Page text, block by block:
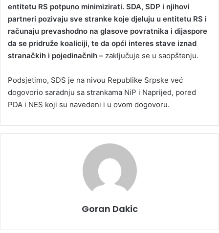
entitetu RS potpuno minimizirati. SDA, SDP i njihovi
partneri pozivaju sve stranke koje djeluju u entitetu RS i
računaju prevashodno na glasove povratnika i dijaspore
da se pridruže koaliciji, te da opći interes stave iznad
stranačkih i pojedinačnih – zaključuje se u saopštenju.
Podsjetimo, SDS je na nivou Republike Srpske već
dogovorio saradnju sa strankama NiP i Naprijed, pored
PDA i NES koji su navedeni i u ovom dogovoru.
Goran Dakic